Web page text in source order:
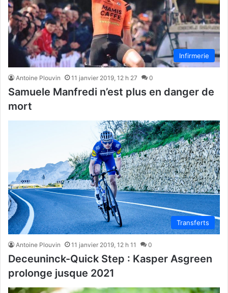
Infirmerie
Antoine Plouvin 11 janvier 2019, 12 h 27 0
Samuele Manfredi n’est plus en danger de
mort
Transferts
Antoine Plouvin 11 janvier 2019, 12 h 11 0
Deceuninck-Quick Step : Kasper Asgreen
prolonge jusque 2021